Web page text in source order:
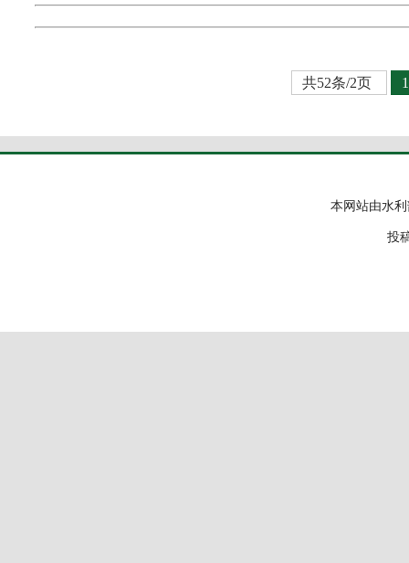
共52条/2页 1
本网站由水
投